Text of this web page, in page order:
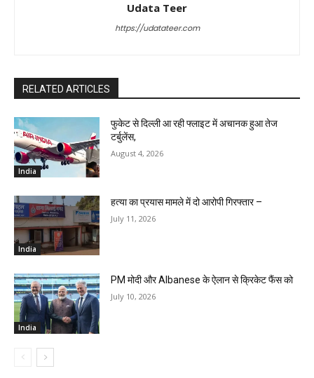
Udata Teer
https://udatateer.com
RELATED ARTICLES
India
फुकेट से दिल्ली आ रही फ्लाइट में अचानक हुआ तेज
टर्बुलेंस,
August 4, 2026
India
हत्या का प्रयास मामले में दो आरोपी गिरफ्तार –
July 11, 2026
India
PM मोदी और Albanese के ऐलान से क्रिकेट फैंस को
July 10, 2026